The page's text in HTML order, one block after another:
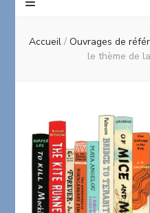
Accueil / Ouvrages de
le thème de